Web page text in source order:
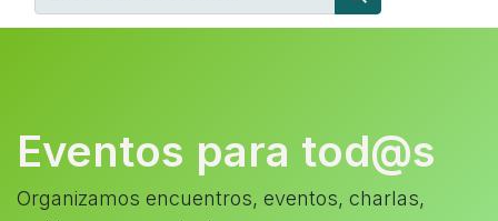
Eventos para tod@s
Organizamos encuentros, eventos, charlas,